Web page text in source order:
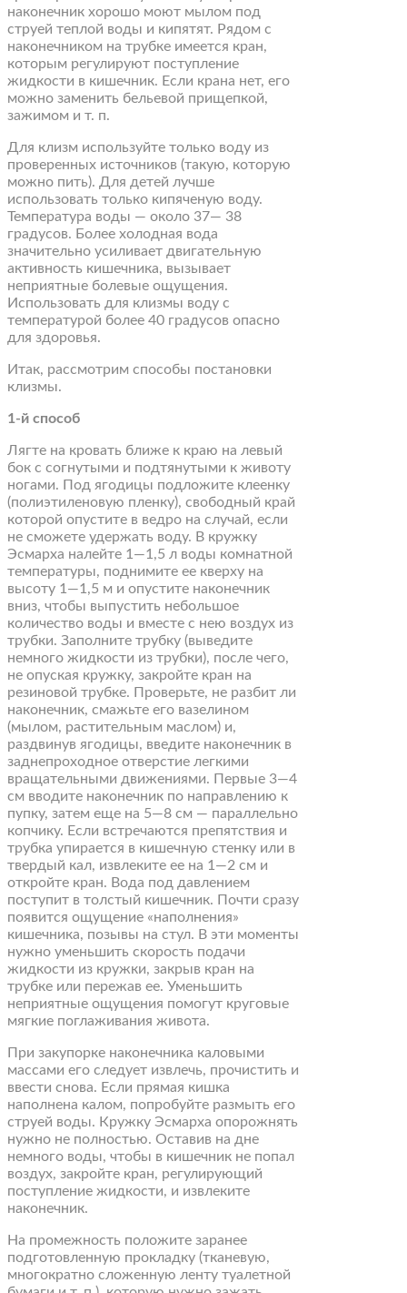
наконечник хорошо моют мылом под
струей теплой воды и кипятят. Рядом с
наконечником на трубке имеется кран,
которым регулируют поступление
жидкости в кишечник. Если крана нет, его
можно заменить бельевой прищепкой,
зажимом и т. п.
Для клизм используйте только воду из
проверенных источников (такую, которую
можно пить). Для детей лучше
использовать только кипяченую воду.
Температура воды — около 37— 38
градусов. Более холодная вода
значительно усиливает двигательную
активность кишечника, вызывает
неприятные болевые ощущения.
Использовать для клизмы воду с
температурой более 40 градусов опасно
для здоровья.
Итак, рассмотрим способы постановки
клизмы.
1-й способ
Лягте на кровать ближе к краю на левый
бок с согнутыми и подтянутыми к животу
ногами. Под ягодицы подложите клеенку
(полиэтиленовую пленку), свободный край
которой опустите в ведро на случай, если
не сможете удержать воду. В кружку
Эсмарха налейте 1—1,5 л воды комнатной
температуры, поднимите ее кверху на
высоту 1—1,5 м и опустите наконечник
вниз, чтобы выпустить небольшое
количество воды и вместе с нею воздух из
трубки. Заполните трубку (выведите
немного жидкости из трубки), после чего,
не опуская кружку, закройте кран на
резиновой трубке. Проверьте, не разбит ли
наконечник, смажьте его вазелином
(мылом, растительным маслом) и,
раздвинув ягодицы, введите наконечник в
заднепроходное отверстие легкими
вращательными движениями. Первые 3—4
см вводите наконечник по направлению к
пупку, затем еще на 5—8 см — параллельно
копчику. Если встречаются препятствия и
трубка упирается в кишечную стенку или в
твердый кал, извлеките ее на 1—2 см и
откройте кран. Вода под давлением
поступит в толстый кишечник. Почти сразу
появится ощущение «наполнения»
кишечника, позывы на стул. В эти моменты
нужно уменьшить скорость подачи
жидкости из кружки, закрыв кран на
трубке или пережав ее. Уменьшить
неприятные ощущения помогут круговые
мягкие поглаживания живота.
При закупорке наконечника каловыми
массами его следует извлечь, прочистить и
ввести снова. Если прямая кишка
наполнена калом, попробуйте размыть его
струей воды. Кружку Эсмарха опорожнять
нужно не полностью. Оставив на дне
немного воды, чтобы в кишечник не попал
воздух, закройте кран, регулирующий
поступление жидкости, и извлеките
наконечник.
На промежность положите заранее
подготовленную прокладку (тканевую,
многократно сложенную ленту туалетной